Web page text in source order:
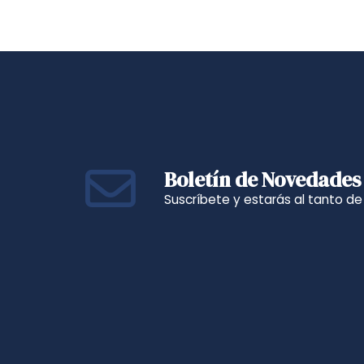
Boletín de Novedades
Suscríbete y estarás al tanto